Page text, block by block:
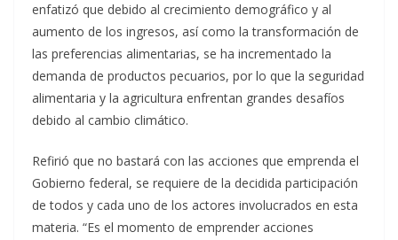
enfatizó que debido al crecimiento demográfico y al
aumento de los ingresos, así como la transformación de
las preferencias alimentarias, se ha incrementado la
demanda de productos pecuarios, por lo que la seguridad
alimentaria y la agricultura enfrentan grandes desafíos
debido al cambio climático.
Refirió que no bastará con las acciones que emprenda el
Gobierno federal, se requiere de la decidida participación
de todos y cada uno de los actores involucrados en esta
materia. “Es el momento de emprender acciones